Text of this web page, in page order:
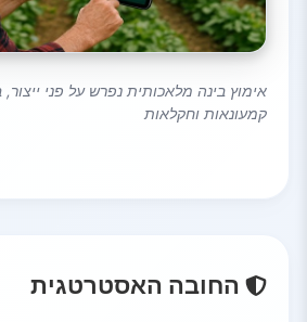
אימוץ בינה מלאכותית נפרש על פני ייצור,
קמעונאות וחקלאות
החובה האסטרטגית